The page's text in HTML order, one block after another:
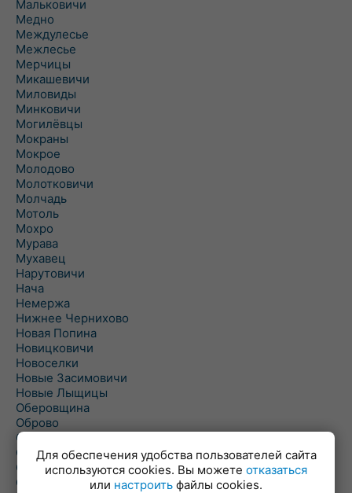
Мальковичи
Медно
Междулесье
Межлесье
Мерчицы
Микашевичи
Миловиды
Минковичи
Могилёвцы
Мокраны
Мокрое
Молодово
Молотковичи
Молчадь
Мотоль
Мохро
Мурава
Мухавец
Нарутовичи
Нача
Немержа
Нижнее Чернихово
Новая Попина
Новицковичи
Новоселки
Новые Засимовичи
Новые Лыщицы
Оберовщина
Оброво
Огаревичи
Одрижин
Оздамичи
Озяты
Для обеспечения удобства пользователей сайта
используются cookies. Вы можете отказаться
или настроить файлы cookies.